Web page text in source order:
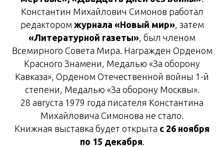
Константин Михайлович Симонов работал
редактором журнала «Новый мир», затем
«Литературной газеты», был членом
Всемирного Совета Мира. Награжден Орденом
Красного Знамени, Медалью «За оборону
Кавказа», Орденом Отечественной войны 1-й
степени, Медалью «За оборону Москвы».
28 августа 1979 года писателя Константина
Михайловича Симонова не стало.
Книжная выставка будет открыта с 26 ноября
по 15 декабря.